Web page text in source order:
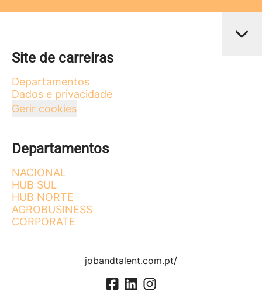
Site de carreiras
Departamentos
Dados e privacidade
Gerir cookies
Departamentos
NACIONAL
HUB SUL
HUB NORTE
AGROBUSINESS
CORPORATE
jobandtalent.com.pt/